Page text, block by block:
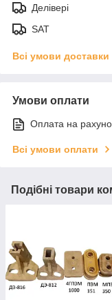
Делівері
SAT
Всі умови доставки
Умови оплати
Оплата на
Всі умови оплати
Подібні товари